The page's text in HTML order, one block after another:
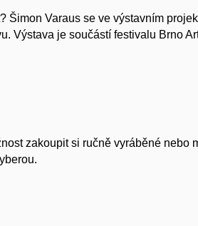
Šimon Varaus se ve výstavním
Výstava je součástí festivalu Brno
zakoupit si ručně vyráběné nebo